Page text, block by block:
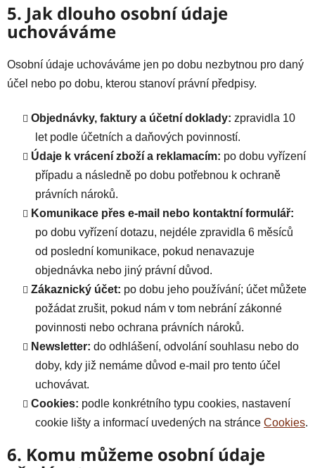
5. Jak dlouho osobní údaje
uchováváme
Osobní údaje uchováváme jen po dobu nezbytnou pro daný
účel nebo po dobu, kterou stanoví právní předpisy.
Objednávky, faktury a účetní doklady: zpravidla 10
let podle účetních a daňových povinností.
Údaje k vrácení zboží a reklamacím: po dobu vyřízení
případu a následně po dobu potřebnou k ochraně
právních nároků.
Komunikace přes e-mail nebo kontaktní formulář:
po dobu vyřízení dotazu, nejdéle zpravidla 6 měsíců
od poslední komunikace, pokud nenavazuje
objednávka nebo jiný právní důvod.
Zákaznický účet: po dobu jeho používání; účet můžete
požádat zrušit, pokud nám v tom nebrání zákonné
povinnosti nebo ochrana právních nároků.
Newsletter: do odhlášení, odvolání souhlasu nebo do
doby, kdy již nemáme důvod e-mail pro tento účel
uchovávat.
Cookies: podle konkrétního typu cookies, nastavení
cookie lišty a informací uvedených na stránce Cookies.
6. Komu můžeme osobní údaje